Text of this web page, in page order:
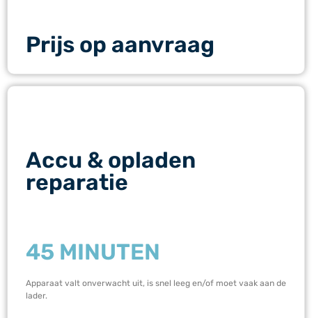
Prijs op aanvraag
Accu & opladen
reparatie
45 MINUTEN
Apparaat valt onverwacht uit, is snel leeg en/of moet vaak aan de
lader.